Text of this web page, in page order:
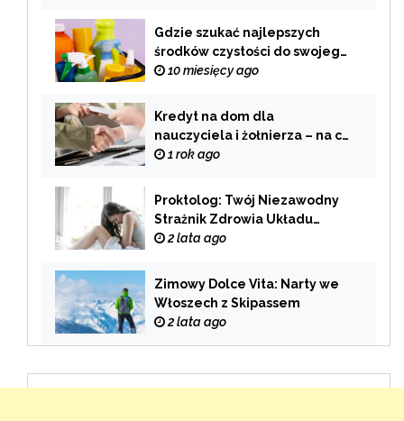
Gdzie szukać najlepszych
środków czystości do swojego
domu?
10 miesięcy ago
Kredyt na dom dla
nauczyciela i żołnierza – na co
zwrócić uwagę przy wyborze
1 rok ago
Proktolog: Twój Niezawodny
Strażnik Zdrowia Układu
Pokarmowego
2 lata ago
Zimowy Dolce Vita: Narty we
Włoszech z Skipassem
2 lata ago